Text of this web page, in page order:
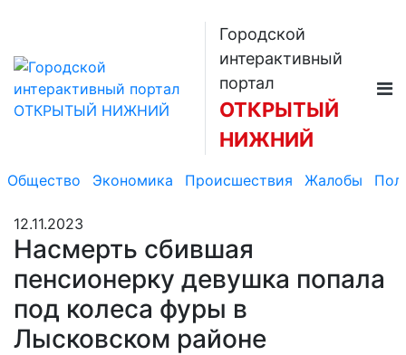
Городской
интерактивный
портал
ОТКРЫТЫЙ
НИЖНИЙ
Общество Экономика Происшествия Жалобы
12.11.2023
Насмерть сбившая
пенсионерку девушка попала
под колеса фуры в
Лысковском районе